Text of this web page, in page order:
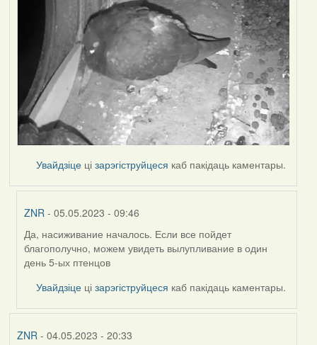
Увайдзіце цізарэгіструйцеся каб пакідаць каментары.
ZNR - 05.05.2023 - 09:46
In
reply
to
Да, насиживание началось. Если все пойдет
благополучно, можем увидеть вылупливание в один
день 5-ых птенцов
Увайдзіце цізарэгіструйцеся каб пакідаць каментары.
ZNR- 04.05.2023 - 20:33